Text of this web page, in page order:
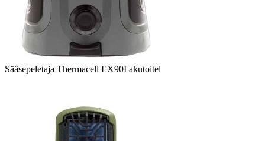
Sääsepeletaja Thermacell EX90I akutoitel